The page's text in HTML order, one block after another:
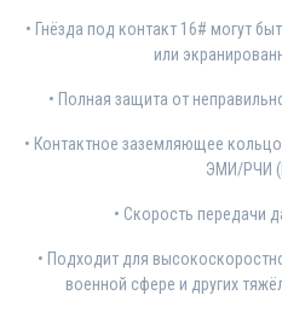
• Гнёзда под контакт 16# могут
или
• Полная защита от
• Контактное заземляющее
ЭМИ/РЧИ
• Скорость передачи
• Подходит для
военной сфере и других